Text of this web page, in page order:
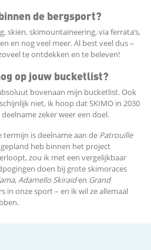
de bergsport?
skiën, skimountaineering, via ferrata’s,
en nog veel meer. Al best veel dus –
te ontdekken en te beleven!
op jouw bucketlist?
bovenaan mijn bucketlist. Ook
niet, ik hoop dat SKIMO in 2030
zeker weer een doel.
termijn is deelname aan de Patrouille
heb binnen het project
zou ik met een vergelijkbaar
doen bij grote skimoraces
, Adamello Skiraiden Grand
in onze sport – en ik wil ze allemaal